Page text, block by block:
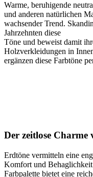
Warme, beruhigende
und anderen natürlichen
wachsender Trend.
Jahrzehnten diese
Töne und beweist damit
Holzverkleidungen in
ergänzen diese Farbtöne
Der zeitlose Charme
Erdtöne vermitteln eine
Komfort und Behaglichkeit
Farbpalette bietet eine